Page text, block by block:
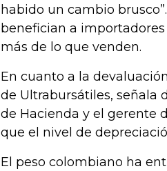
habido un cambio
benefician a
más de lo que venden.
En cuanto a la
de Ultrabursátiles, señala
de Hacienda y el gerente
que el nivel de
El peso colombiano ha